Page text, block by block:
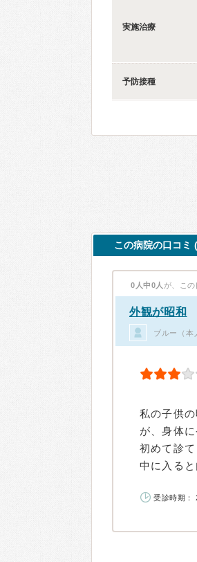
実施治療
予防接種
この病院の口コミ
0人中0人 が、こ
外観が昭和
ブルー（本
私の子供
が、身体
初めて診て
中に入る
受診時期：